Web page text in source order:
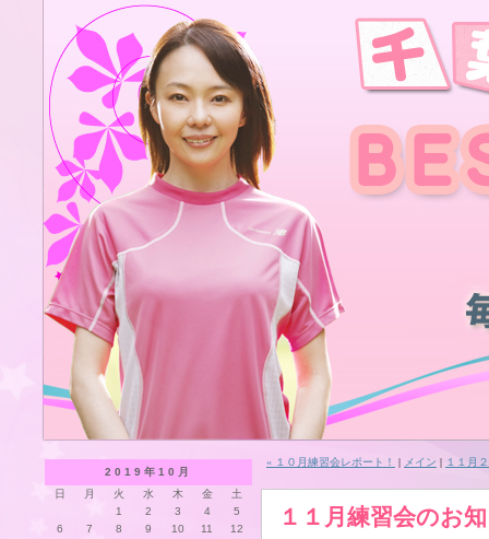
2019年10月
日
月 火 水 木 金
土
1
2 3 4
5
6
7 8 9 10 11
12
« １０月練習会レポート！ | メイン | １１月
１１月練習会のお